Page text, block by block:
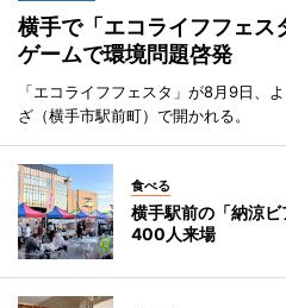
横手で「エコライフフェ
ゲームで環境問題啓発
「エコライフフェスタ」が8月9日、
ざ（横手市駅前町）で開かれる。
食べる
横手駅前の「納涼
400人来場